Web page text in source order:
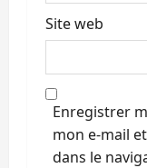
Site web
Enregistrer
mon e-mail
dans le